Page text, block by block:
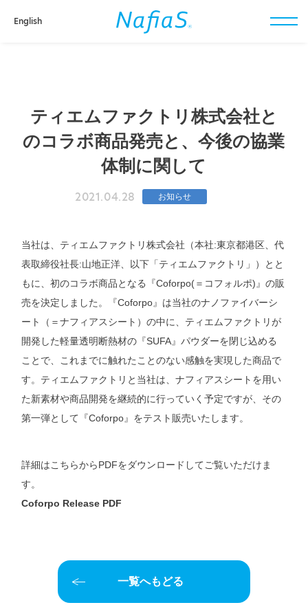
English
ティエムファクトリ株式会社と
のコラボ商品発売と、今後の協業
体制に関して
2021.04.28 お知らせ
当社は、ティエムファクトリ株式会社（本社:東京都港区、代
表取締役社長:山地正洋、以下「ティエムファクトリ」）とと
もに、初のコラボ商品となる『Coforpo(＝コフォルポ)』の販
売を決定しました。『Coforpo』は当社のナノファイバーシ
ート（＝ナフィアスシート）の中に、ティエムファクトリが
開発した軽量透明断熱材の『SUFA』パウダーを閉じ込める
ことで、これまでに触れたことのない感触を実現した商品で
す。ティエムファクトリと当社は、ナフィアスシートを用い
た新素材や商品開発を継続的に行っていく予定ですが、その
第一弾として『Coforpo』をテスト販売いたします。
詳細はこちらからPDFをダウンロードしてご覧いただけま
す。
Coforpo Release PDF
一覧へもどる